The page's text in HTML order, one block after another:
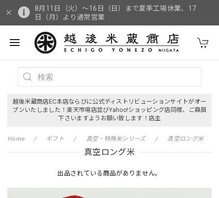
8月11日（火）～16日（日）まで夏季工場休業、17
日（月）より通常営業
越後米蔵商店EC本店ならびに公式ディストリビューションサイトがオー
プンいたしました！楽天市場店並びYahoo!ショッピング店同様、ご贔屓
下さいますようお願い致します！店主
Home ギフト 真空・特殊米シリーズ 真空ロング米
真空ロング米
出品されている商品がありません。